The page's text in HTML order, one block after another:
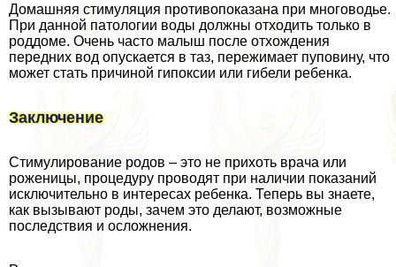
Домашняя стимуляция противопоказана при многоводье.
При данной патологии воды должны отходить только в
роддоме. Очень часто малыш после отхождения
передних вод опускается в таз, пережимает пуповину, что
может стать причиной гипоксии или гибели ребенка.
Заключение
Стимулирование родов – это не прихоть врача или
роженицы, процедуру проводят при наличии показаний
исключительно в интересах ребенка. Теперь вы знаете,
как вызывают роды, зачем это делают, возможные
последствия и осложнения.